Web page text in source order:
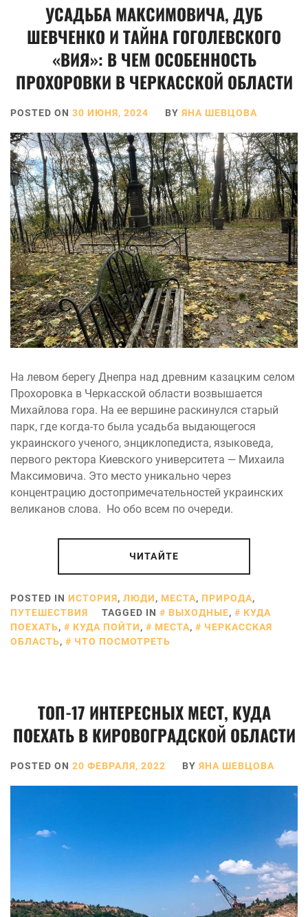
УСАДЬБА МАКСИМОВИЧА, ДУБ
ШЕВЧЕНКО И ТАЙНА ГОГОЛЕВСКОГО
«ВИЯ»: В ЧЕМ ОСОБЕННОСТЬ
ПРОХОРОВКИ В ЧЕРКАССКОЙ ОБЛАСТИ
POSTED ON 30 ИЮНЯ, 2024 BY ЯНА ШЕВЦОВА
На левом берегу Днепра над древним казацким селом
Прохоровка в Черкасской области возвышается
Михайлова гора. На ее вершине раскинулся старый
парк, где когда-то была усадьба выдающегося
украинского ученого, энциклопедиста, языковеда,
первого ректора Киевского университета — Михаила
Максимовича. Это место уникально через
концентрацию достопримечательностей украинских
великанов слова. Но обо всем по очереди.
ЧИТАЙТЕ
POSTED IN ИСТОРИЯ, ЛЮДИ, МЕСТА, ПРИРОДА,
ПУТЕШЕСТВИЯ
TAGGED IN ВЫХОДНЫЕ,
КУДА
ПОЕХАТЬ, КУДА ПОЙТИ, МЕСТА,
ЧЕРКАССКАЯ
ОБЛАСТЬ, ЧТО ПОСМОТРЕТЬ
ТОП-17 ИНТЕРЕСНЫХ МЕСТ, КУДА
ПОЕХАТЬ В КИРОВОГРАДСКОЙ ОБЛАСТИ
POSTED ON 20 ФЕВРАЛЯ, 2022 BY ЯНА ШЕВЦОВА